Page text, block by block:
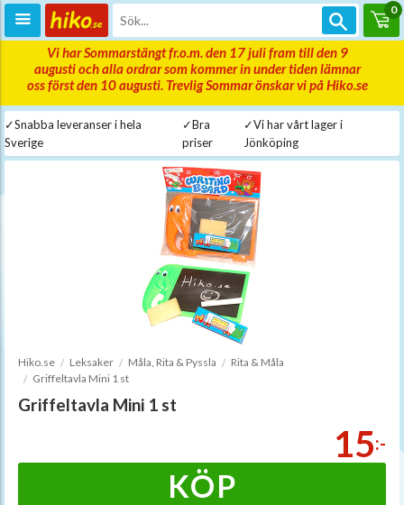
0
Vi har Sommarstängt fr.o.m. den 17 juli fram till den 9
augusti och alla ordrar som kommer in under tiden lämnar
oss först den 10 augusti. Trevlig Sommar önskar vi på Hiko.se
✓Snabba leveranser i hela
Sverige
✓Bra
priser
✓Vi har vårt lager i
Jönköping
Hiko.se Leksaker Måla, Rita & Pyssla
Rita & Måla
Griffeltavla Mini 1 st
Griffeltavla Mini 1 st
15:-
KÖP